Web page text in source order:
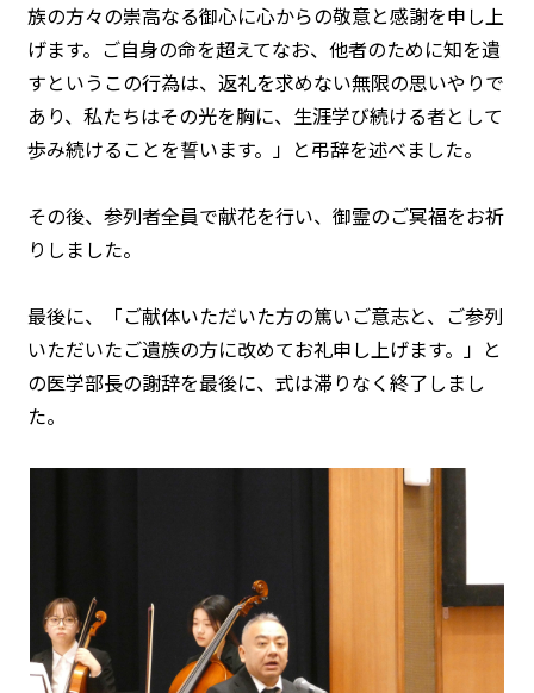
族の方々の崇高なる御心に心からの敬意と感謝を申し上
げます。ご自身の命を超えてなお、他者のために知を遺
すというこの行為は、返礼を求めない無限の思いやりで
あり、私たちはその光を胸に、生涯学び続ける者として
歩み続けることを誓います。」と弔辞を述べました。
その後、参列者全員で献花を行い、御霊のご冥福をお祈
りしました。
最後に、「ご献体いただいた方の篤いご意志と、ご参列
いただいたご遺族の方に改めてお礼申し上げます。」と
の医学部長の謝辞を最後に、式は滞りなく終了しまし
た。